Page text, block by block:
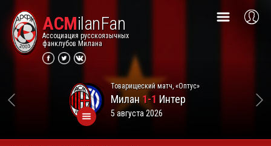
ACMilanFan
Ассоциация русскоязычных
фанклубов Милана
Товарищеский матч, «Оптус»
Милан1-1 Интер
5 августа 2026